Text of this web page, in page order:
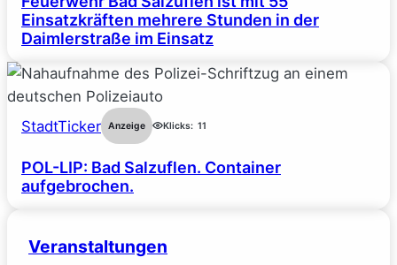
Einsatzkräften mehrere Stunden in der
Daimlerstraße im Einsatz
StadtTicker Anzeige Klicks: 11
POL-LIP: Bad Salzuflen. Container
aufgebrochen.
Veranstaltungen